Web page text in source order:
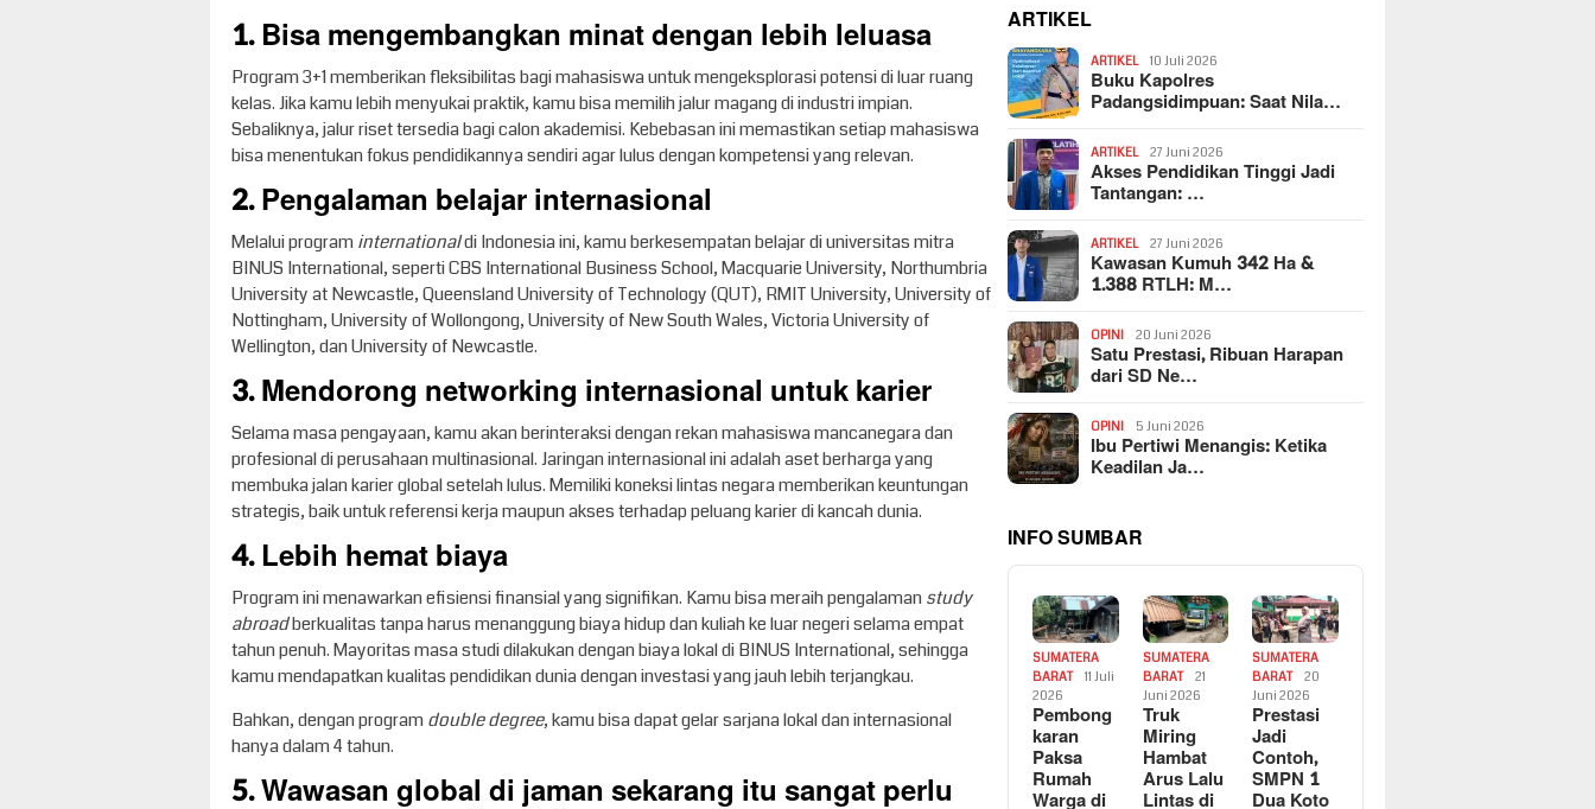
1. Bisa mengembangkan minat dengan lebih leluasa
Program 3+1 memberikan fleksibilitas bagi mahasiswa untuk mengeksplorasi potensi di luar ruang
kelas. Jika kamu lebih menyukai praktik, kamu bisa memilih jalur magang di industri impian.
Sebaliknya, jalur riset tersedia bagi calon akademisi. Kebebasan ini memastikan setiap mahasiswa
bisa menentukan fokus pendidikannya sendiri agar lulus dengan kompetensi yang relevan.
2. Pengalaman belajar internasional
Melalui programinternationaldi Indonesia ini, kamu berkesempatan belajar di universitas mitra
BINUS International, seperti CBS International Business School, Macquarie University, Northumbria
University at Newcastle, Queensland University of Technology (QUT), RMIT University, University of
Nottingham, University of Wollongong, University of New South Wales, Victoria University of
Wellington, dan University of Newcastle.
3. Mendorong networking internasional untuk karier
Selama masa pengayaan, kamu akan berinteraksi dengan rekan mahasiswa mancanegara dan
profesional di perusahaan multinasional. Jaringan internasional ini adalah aset berharga yang
membuka jalan karier global setelah lulus. Memiliki koneksi lintas negara memberikan keuntungan
strategis, baik untuk referensi kerja maupun akses terhadap peluang karier di kancah dunia.
4. Lebih hemat biaya
Program ini menawarkan efisiensi finansial yang signifikan. Kamu bisa meraih pengalamanstudy
abroadberkualitas tanpa harus menanggung biaya hidup dan kuliah ke luar negeri selama empat
tahun penuh. Mayoritas masa studi dilakukan dengan biaya lokal di BINUS International, sehingga
kamu mendapatkan kualitas pendidikan dunia dengan investasi yang jauh lebih terjangkau.
Bahkan, dengan programdouble degree, kamu bisa dapat gelar sarjana lokal dan internasional
hanya dalam 4 tahun.
5. Wawasan global di jaman sekarang itu sangat perlu
ARTIKEL
ARTIKEL 10 Juli 2026
Buku Kapolres
Padangsidimpuan: Saat Nila…
ARTIKEL 27 Juni 2026
Akses Pendidikan Tinggi Jadi
Tantangan: …
ARTIKEL 27 Juni 2026
Kawasan Kumuh 342 Ha &
1.388 RTLH: M…
OPINI 20 Juni 2026
Satu Prestasi, Ribuan Harapan
dari SD Ne…
OPINI 5 Juni 2026
Ibu Pertiwi Menangis: Ketika
Keadilan Ja…
INFO SUMBAR
SUMATERA
BARAT
11 Juli
2026
Pembong
karan
Paksa
Rumah
Warga di
SUMATERA
BARAT
21
Juni 2026
Truk
Miring
Hambat
Arus Lalu
Lintas di
SUMATERA
BARAT
20
Juni 2026
Prestasi
Jadi
Contoh,
SMPN 1
Dua Koto